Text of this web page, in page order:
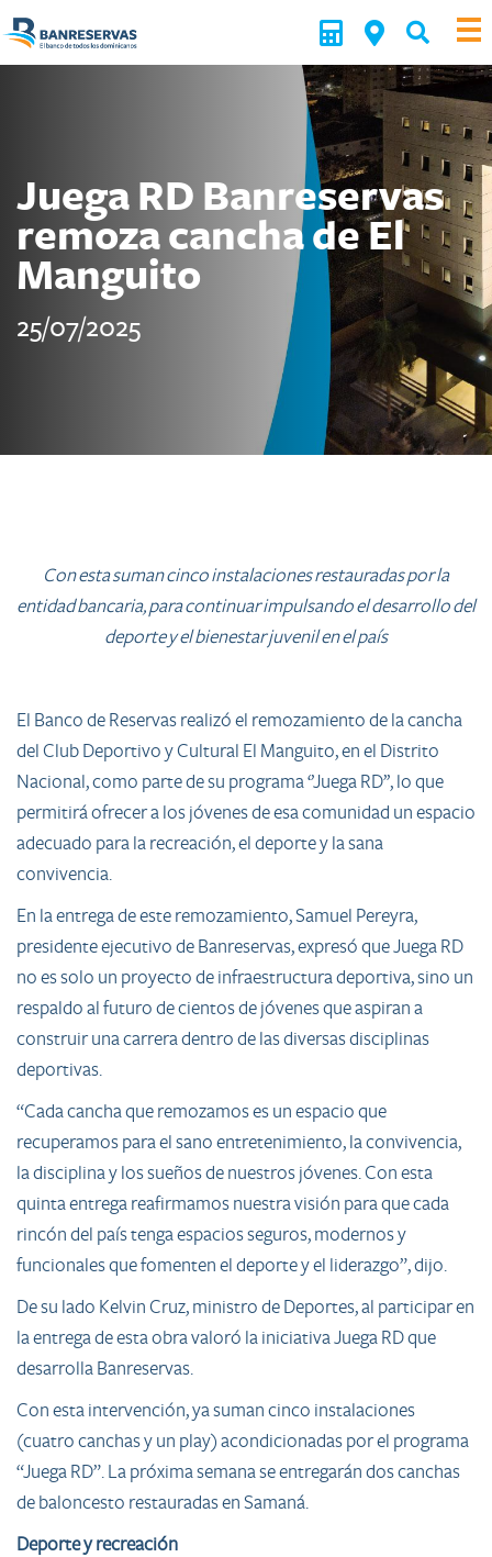
Juega RD Banreservas
remoza cancha de El
Manguito
25/07/2025
Con esta suman cinco instalaciones restauradas por la
entidad bancaria, para continuar impulsando el desarrollo del
deporte y el bienestar juvenil en el país
El Banco de Reservas realizó el remozamiento de la cancha
del Club Deportivo y Cultural El Manguito, en el Distrito
Nacional, como parte de su programa ‘’Juega RD’’, lo que
permitirá ofrecer a los jóvenes de esa comunidad un espacio
adecuado para la recreación, el deporte y la sana
convivencia.
En la entrega de este remozamiento, Samuel Pereyra,
presidente ejecutivo de Banreservas, expresó que Juega RD
no es solo un proyecto de infraestructura deportiva, sino un
respaldo al futuro de cientos de jóvenes que aspiran a
construir una carrera dentro de las diversas disciplinas
deportivas.
“Cada cancha que remozamos es un espacio que
recuperamos para el sano entretenimiento, la convivencia,
la disciplina y los sueños de nuestros jóvenes. Con esta
quinta entrega reafirmamos nuestra visión para que cada
rincón del país tenga espacios seguros, modernos y
funcionales que fomenten el deporte y el liderazgo”, dijo.
De su lado Kelvin Cruz, ministro de Deportes, al participar en
la entrega de esta obra valoró la iniciativa Juega RD que
desarrolla Banreservas.
Con esta intervención, ya suman cinco instalaciones
(cuatro canchas y un play) acondicionadas por el programa
“Juega RD”. La próxima semana se entregarán dos canchas
de baloncesto restauradas en Samaná.
Deporte y recreación